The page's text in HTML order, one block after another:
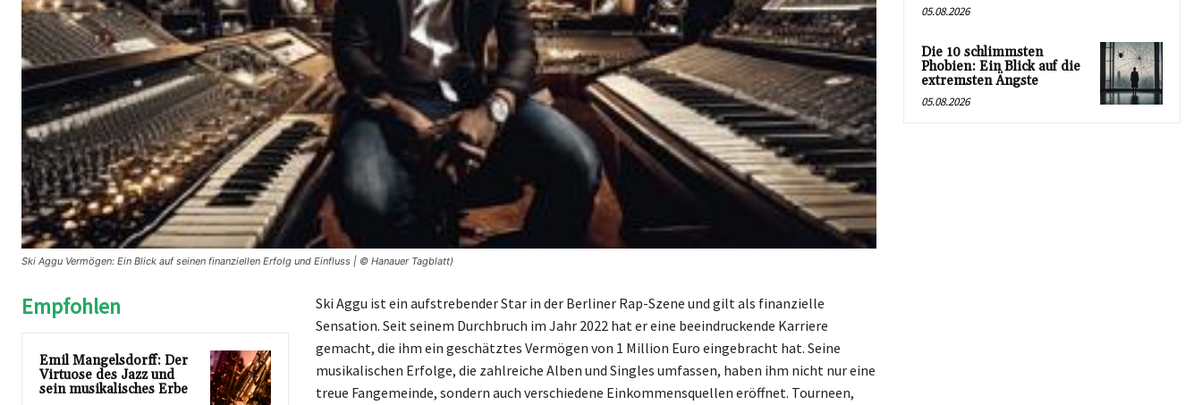
Ski Aggu Vermögen: Ein Blick auf seinen finanziellen Erfolg und Einfluss | © Hanauer Tagblatt)
Empfohlen
Emil Mangelsdorff: Der
Virtuose des Jazz und
sein musikalisches Erbe
Ski Aggu ist ein aufstrebender Star in der Berliner Rap-Szene und gilt als finanzielle
Sensation. Seit seinem Durchbruch im Jahr 2022 hat er eine beeindruckende Karriere
gemacht, die ihm ein geschätztes Vermögen von 1 Million Euro eingebracht hat. Seine
musikalischen Erfolge, die zahlreiche Alben und Singles umfassen, haben ihm nicht nur eine
treue Fangemeinde, sondern auch verschiedene Einkommensquellen eröffnet. Tourneen,
05.08.2026
Die 10 schlimmsten
Phobien: Ein Blick auf die
extremsten Ängste
05.08.2026